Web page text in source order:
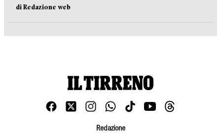
di Redazione web
Redazione